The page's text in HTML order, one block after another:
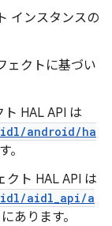
インスタンスの
ェクトに基づい
HAL API は
android/ha
。
クト HAL API は
aidl_api/a
にあります。